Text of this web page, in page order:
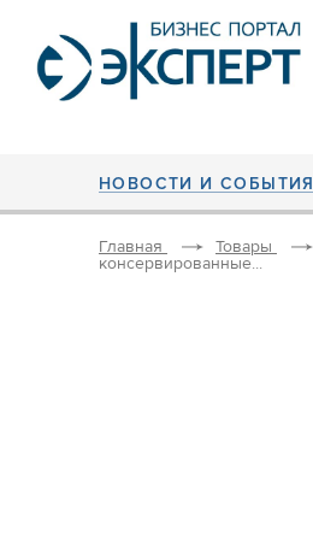
НОВОСТИ И СОБЫТИЯ
Главная Товары
консервированные...